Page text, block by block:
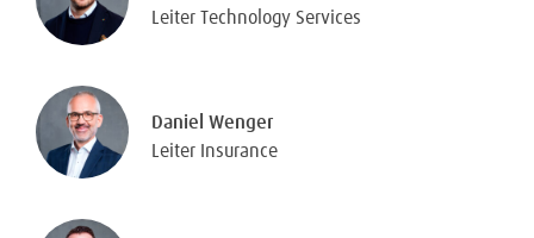
Leiter Technology Services
Daniel Wenger
Leiter Insurance